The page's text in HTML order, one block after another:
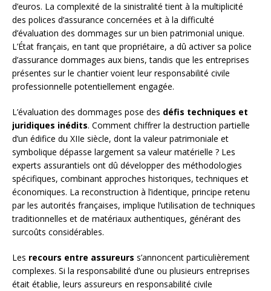
d’euros. La complexité de la sinistralité tient à la multiplicité
des polices d’assurance concernées et à la difficulté
d’évaluation des dommages sur un bien patrimonial unique.
L’État français, en tant que propriétaire, a dû activer sa police
d’assurance dommages aux biens, tandis que les entreprises
présentes sur le chantier voient leur responsabilité civile
professionnelle potentiellement engagée.
L’évaluation des dommages pose des défis techniques et
juridiques inédits. Comment chiffrer la destruction partielle
d’un édifice du XIIe siècle, dont la valeur patrimoniale et
symbolique dépasse largement sa valeur matérielle ? Les
experts assurantiels ont dû développer des méthodologies
spécifiques, combinant approches historiques, techniques et
économiques. La reconstruction à l’identique, principe retenu
par les autorités françaises, implique l’utilisation de techniques
traditionnelles et de matériaux authentiques, générant des
surcoûts considérables.
Les recours entre assureurs s’annoncent particulièrement
complexes. Si la responsabilité d’une ou plusieurs entreprises
était établie, leurs assureurs en responsabilité civile